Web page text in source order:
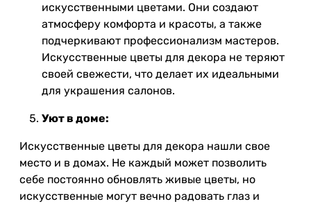
искусственными цветами. Они создают
атмосферу комфорта и красоты, а также
подчеркивают профессионализм мастеров.
Искусственные цветы для декора не теряют
своей свежести, что делает их идеальными
для украшения салонов.
Уют в доме:
Искусственные цветы для декора нашли свое
место и в домах. Не каждый может позволить
себе постоянно обновлять живые цветы, но
искусственные могут вечно радовать глаз и